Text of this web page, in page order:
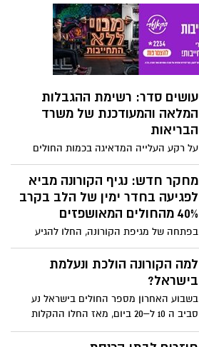
מיקוד של חומרי הלמידה ומועדי היבחנות
חלופיים
עושים סדר: רשימת ההגבלות
המלאה והמעודכנת של משרד
הבריאות
על רקע העלייה המדאיגה בכמות החולים
וההיערכות לקראת גל שני, עשינו סדר
בהנחיות וההגבלות של משרד הבריאות: איך
מתנהגים בבית הכנסת, מה האיסורים על
הנסיעה ברכב פרטי וכמה אנשים מותר
מחקר חדש: נגיף הקורונה מביא
לפגיעה בחדר ימין של הלב בקרב
40% מהחולים המאושפזים
בפתחה של מגיפת הקורונה, החלו להגיע
דיווחים מסין אודות פגיעה בשריר הלב כחלק
מהשפעותיה של המחלה. ד״ר ישי סקלי,
רופא בכיר במערך הקרדיולוגי, יזם ביצוע של
שאושפזו בבית החולים, בכל דרגות חומרת
המחלה, במטרה לאתר פגיעה לבבית ראשונית
למה הקורונה הולכת ונעלמת
בישראל?
בשבוע האחרון מספר החולים בישראל נע
סביב ה 10 ל–20 ביום, מאז החלו ההקלות
בסגר, למרות התקהלויות של אלפי בני אדם
בחופי הים, בתורים בחנויות, והפטור מלבישת